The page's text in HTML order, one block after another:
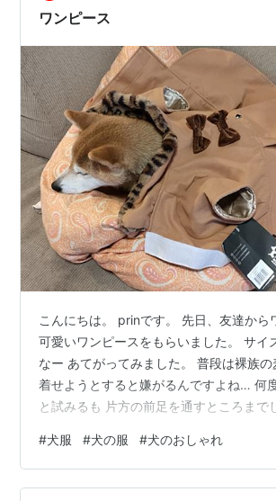
し、しばらく呑気にお散歩できないなー
ワンピース
こんにちは。 prinです。 先日、友達から
可愛いワンピースをもらいました。 サイ
なー あてがってみました。 普段は裸族
着せようとすると嫌がるんですよね… 何
と試みるも 片方の前足を通すところまで
らってたので 誰かに譲ろうかなと考えた
り少し大きい女の子で、服を着ているお
り合いに思い当たる子がいませんでした
#犬服 #犬の服 #犬のおしゃれ